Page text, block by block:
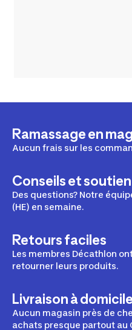
Ramassage en
Aucun frais sur les
Conseils et soutien
Des questions? Notre
(HE) en semaine.
Retours faciles
Les membres Décathlon
retourner leurs produits.
Livraison à domicile
Aucun magasin près de
achats presque partout au